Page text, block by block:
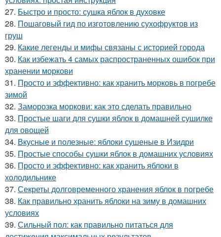
27. Быстро и просто: сушка яблок в духовке
28. Пошаговый гид по изготовлению сухофруктов из
груш
29. Какие легенды и мифы связаны с историей города
30. Как избежать 4 самых распространенных ошибок при
хранении моркови
31. Просто и эффективно: как хранить морковь в погребе
зимой
32. Заморозка моркови: как это сделать правильно
33. Простые шаги для сушки яблок в домашней сушилке
для овощей
34. Вкусные и полезные: яблоки сушеные в Изидри
35. Простые способы сушки яблок в домашних условиях
36. Просто и эффективно: как хранить яблоки в
холодильнике
37. Секреты долговременного хранения яблок в погребе
38. Как правильно хранить яблоки на зиму в домашних
условиях
39. Сильный пол: как правильно питаться для